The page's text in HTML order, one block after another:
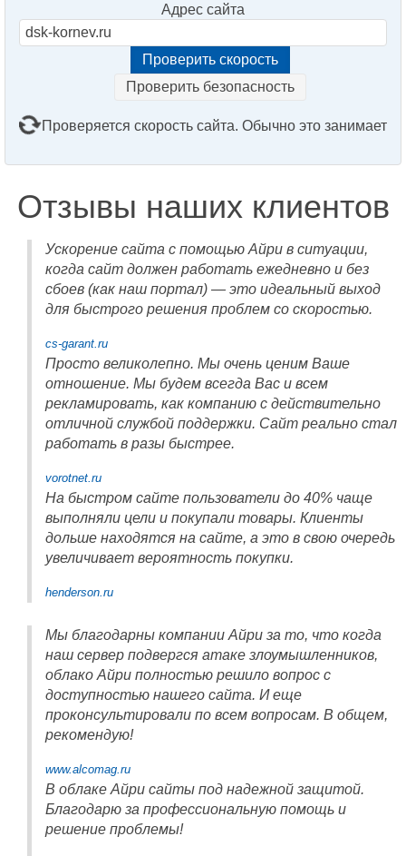
Адрес сайта
Проверить безопасность
Проверяется скорость сайта. Обычно это занимает
Отзывы наших клиентов
Ускорение сайта с помощью Айри в ситуации,
когда сайт должен работать ежедневно и без
сбоев (как наш портал) — это идеальный выход
для быстрого решения проблем со скоростью.
cs-garant.ru
Просто великолепно. Мы очень ценим Ваше
отношение. Мы будем всегда Вас и всем
рекламировать, как компанию с действительно
отличной службой поддержки. Сайт реально стал
работать в разы быстрее.
vorotnet.ru
На быстром сайте пользователи до 40% чаще
выполняли цели и покупали товары. Клиенты
дольше находятся на сайте, а это в свою очередь
увеличивает вероятность покупки.
henderson.ru
Мы благодарны компании Айри за то, что когда
наш сервер подвергся атаке злоумышленников,
облако Айри полностью решило вопрос с
доступностью нашего сайта. И еще
проконсультировали по всем вопросам. В общем,
рекомендую!
www.alcomag.ru
В облаке Айри сайты под надежной защитой.
Благодарю за профессиональную помощь и
решение проблемы!